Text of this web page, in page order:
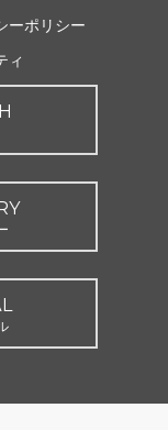
ーポリシー
ィ